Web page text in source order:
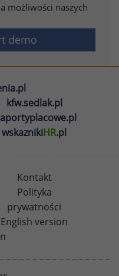
możliwości naszych
demo
kfw.sedlak.pl
wskaznikiHR.pl
Kontakt
Polityka
prywatności
English version